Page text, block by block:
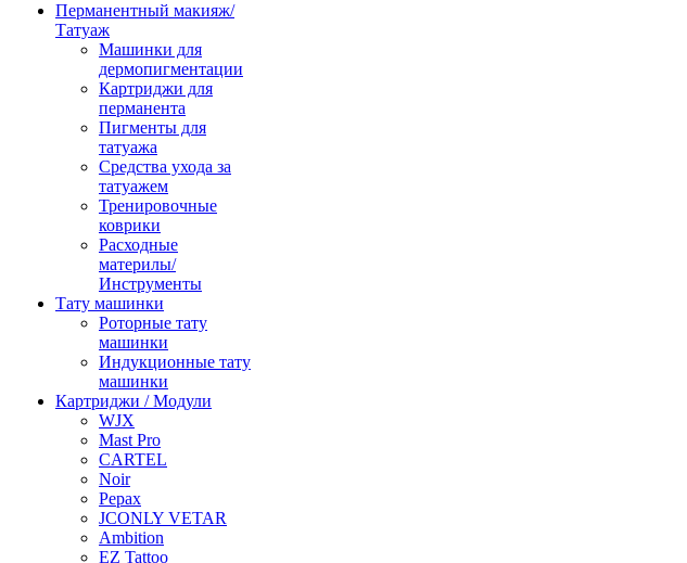
Перманентный макияж/
Татуаж
Машинки для
дермопигментации
Картриджи для
перманента
Пигменты для
татуажа
Средства ухода за
татуажем
Тренировочные
коврики
Расходные
материлы/
Инструменты
Тату машинки
Роторные тату
машинки
Индукционные тату
машинки
Картриджи / Модули
WJX
Mast Pro
CARTEL
Noir
Pepax
JCONLY VETAR
Ambition
EZ Tattoo